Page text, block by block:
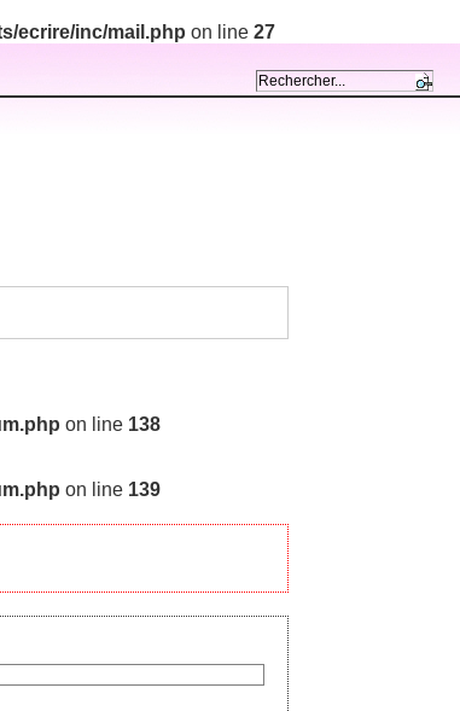
ecrire/inc/mail.php on line 27
on line 138
on line 139